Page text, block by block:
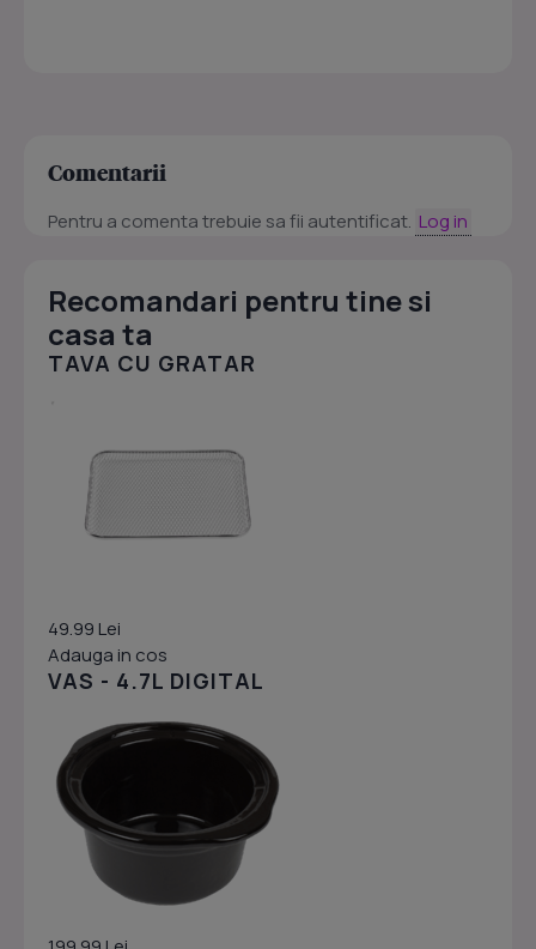
Comentarii
Pentru a comenta trebuie sa fii autentificat. Log in
Recomandari pentru tine si
casa ta
TAVA CU GRATAR
49.99 Lei
Adauga in cos
VAS - 4.7L DIGITAL